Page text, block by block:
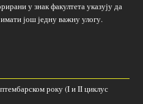
у знак факултета указују да
још једну важну улогу.
року (I и II циклус